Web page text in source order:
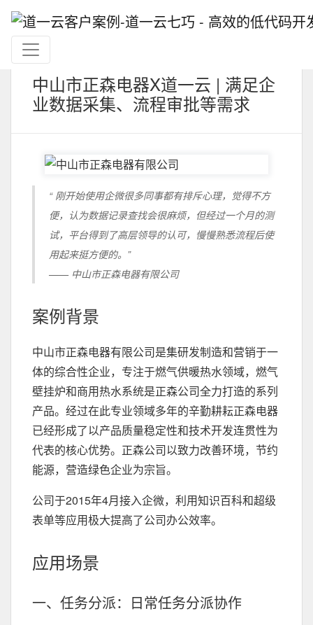
中山市正森电器X道一云 | 满足企
业数据采集、流程审批等需求
“ 刚开始使用企微很多同事都有排斥心理，觉得不方
便，认为数据记录查找会很麻烦，但经过一个月的测
试，平台得到了高层领导的认可，慢慢熟悉流程后使
用起来挺方便的。”
—— 中山市正森电器有限公司
案例背景
中山市正森电器有限公司是集研发制造和营销于一
体的综合性企业，专注于燃气供暖热水领域，燃气
壁挂炉和商用热水系统是正森公司全力打造的系列
产品。经过在此专业领域多年的辛勤耕耘正森电器
已经形成了以产品质量稳定性和技术开发连贯性为
代表的核心优势。正森公司以致力改善环境，节约
能源，营造绿色企业为宗旨。
公司于2015年4月接入企微，利用知识百科和超级
表单等应用极大提高了公司办公效率。
应用场景
一、任务分派：日常任务分派协作